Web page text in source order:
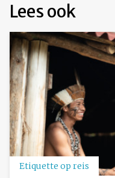
Lees ook
Etiquette op reis